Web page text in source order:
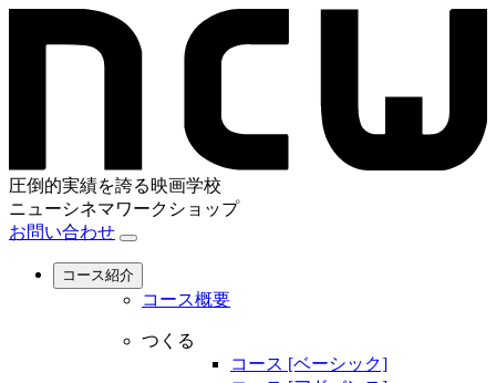
圧倒的実績を誇る映画学校
ニューシネマワークショップ
お問い合わせ
コース紹介
コース概要
つくる
コース [ベーシック]